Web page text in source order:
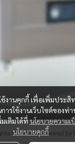
ช้งานคุกกี้ เพื่อเพิ่มประสิ
รใช้งานเว็บไซต์ของท่
มเติมได้ที่นโยบายความเ
นโยบายคุกกี้
Reserved | Powered by